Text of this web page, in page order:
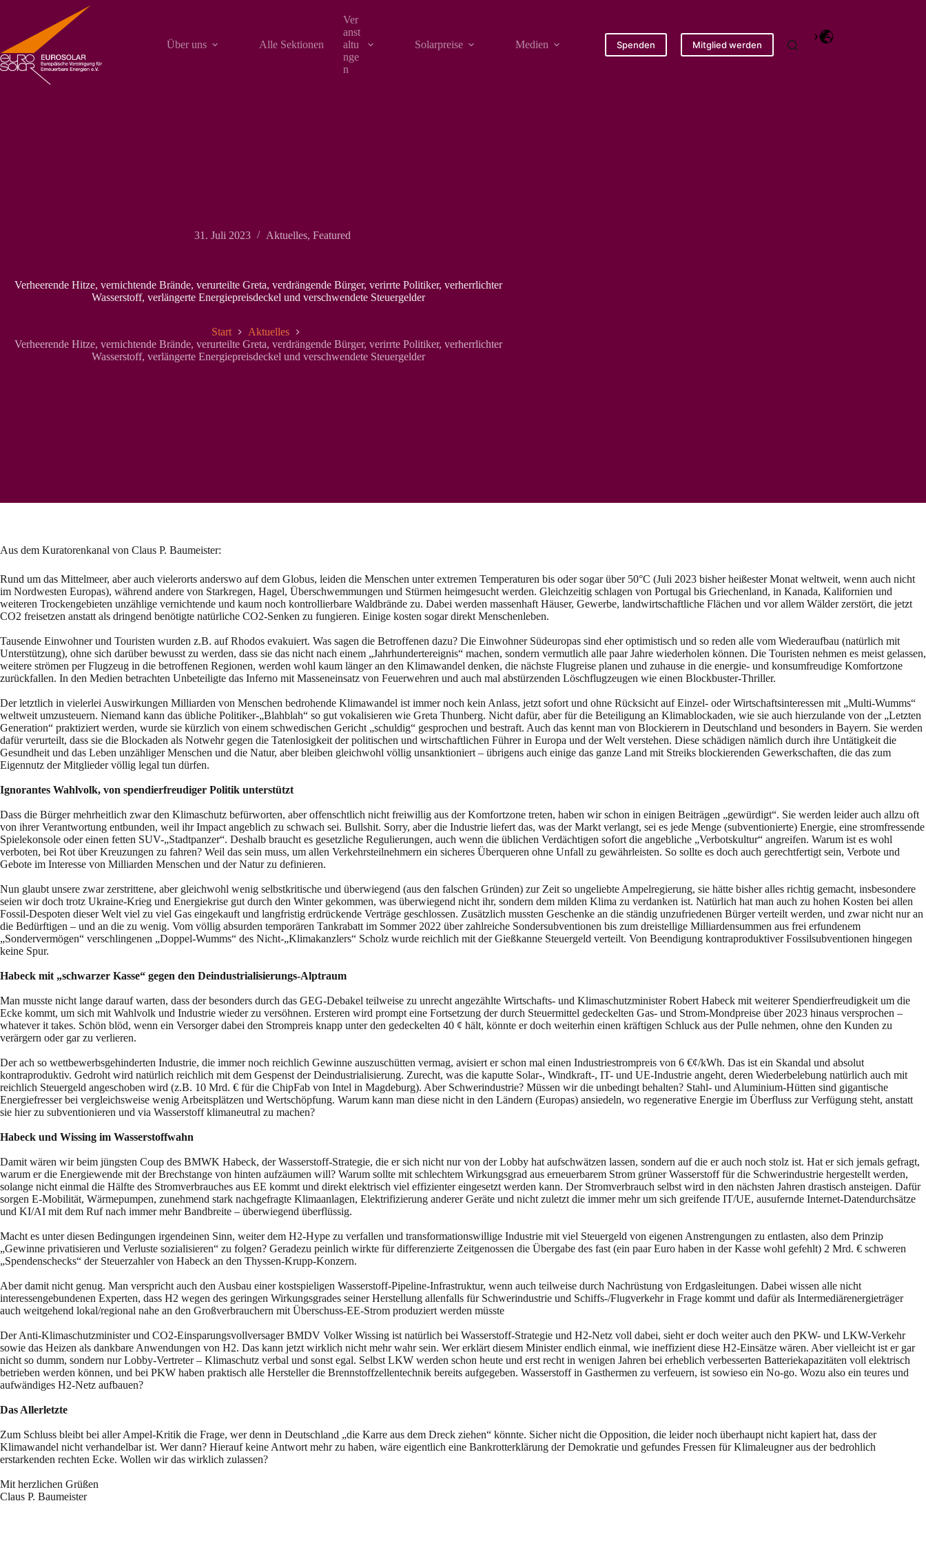
Über uns
Alle Sektionen
Ver
anst
altu
nge
n
Solarpreise Medien Spenden Mitglied werden
31. Juli 2023 Aktuelles, Featured
Verheerende Hitze, vernichtende Brände, verurteilte Greta, verdrängende Bürger, verirrte Politiker, verherrlichter
Wasserstoff, verlängerte Energiepreisdeckel und verschwendete Steuergelder
Start
Aktuelles
Verheerende Hitze, vernichtende Brände, verurteilte Greta, verdrängende Bürger, verirrte Politiker, verherrlichter
Wasserstoff, verlängerte Energiepreisdeckel und verschwendete Steuergelder
Aus dem Kuratorenkanal von Claus P. Baumeister:
Rund um das Mittelmeer, aber auch vielerorts anderswo auf dem Globus, leiden die Menschen unter extremen Temperaturen bis oder sogar über 50°C (Juli 2023 bisher heißester Monat weltweit, wenn auch nicht
im Nordwesten Europas), während andere von Starkregen, Hagel, Überschwemmungen und Stürmen heimgesucht werden. Gleichzeitig schlagen von Portugal bis Griechenland, in Kanada, Kalifornien und
weiteren Trockengebieten unzählige vernichtende und kaum noch kontrollierbare Waldbrände zu. Dabei werden massenhaft Häuser, Gewerbe, landwirtschaftliche Flächen und vor allem Wälder zerstört, die jetzt
CO2 freisetzen anstatt als dringend benötigte natürliche CO2-Senken zu fungieren. Einige kosten sogar direkt Menschenleben.
Tausende Einwohner und Touristen wurden z.B. auf Rhodos evakuiert. Was sagen die Betroffenen dazu? Die Einwohner Südeuropas sind eher optimistisch und so reden alle vom Wiederaufbau (natürlich mit
Unterstützung), ohne sich darüber bewusst zu werden, dass sie das nicht nach einem „Jahrhundertereignis“ machen, sondern vermutlich alle paar Jahre wiederholen können. Die Touristen nehmen es meist gelassen,
weitere strömen per Flugzeug in die betroffenen Regionen, werden wohl kaum länger an den Klimawandel denken, die nächste Flugreise planen und zuhause in die energie- und konsumfreudige Komfortzone
zurückfallen. In den Medien betrachten Unbeteiligte das Inferno mit Masseneinsatz von Feuerwehren und auch mal abstürzenden Löschflugzeugen wie einen Blockbuster-Thriller.
Der letztlich in vielerlei Auswirkungen Milliarden von Menschen bedrohende Klimawandel ist immer noch kein Anlass, jetzt sofort und ohne Rücksicht auf Einzel- oder Wirtschaftsinteressen mit „Multi-Wumms“
weltweit umzusteuern. Niemand kann das übliche Politiker-„Blahblah“ so gut vokalisieren wie Greta Thunberg. Nicht dafür, aber für die Beteiligung an Klimablockaden, wie sie auch hierzulande von der „Letzten
Generation“ praktiziert werden, wurde sie kürzlich von einem schwedischen Gericht „schuldig“ gesprochen und bestraft. Auch das kennt man von Blockierern in Deutschland und besonders in Bayern. Sie werden
dafür verurteilt, dass sie die Blockaden als Notwehr gegen die Tatenlosigkeit der politischen und wirtschaftlichen Führer in Europa und der Welt verstehen. Diese schädigen nämlich durch ihre Untätigkeit die
Gesundheit und das Leben unzähliger Menschen und die Natur, aber bleiben gleichwohl völlig unsanktioniert – übrigens auch einige das ganze Land mit Streiks blockierenden Gewerkschaften, die das zum
Eigennutz der Mitglieder völlig legal tun dürfen.
Ignorantes Wahlvolk, von spendierfreudiger Politik unterstützt
Dass die Bürger mehrheitlich zwar den Klimaschutz befürworten, aber offenschtlich nicht freiwillig aus der Komfortzone treten, haben wir schon in einigen Beiträgen „gewürdigt“. Sie werden leider auch allzu oft
von ihrer Verantwortung entbunden, weil ihr Impact angeblich zu schwach sei. Bullshit. Sorry, aber die Industrie liefert das, was der Markt verlangt, sei es jede Menge (subventionierte) Energie, eine stromfressende
Spielekonsole oder einen fetten SUV-„Stadtpanzer“. Deshalb braucht es gesetzliche Regulierungen, auch wenn die üblichen Verdächtigen sofort die angebliche „Verbotskultur“ angreifen. Warum ist es wohl
verboten, bei Rot über Kreuzungen zu fahren? Weil das sein muss, um allen Verkehrsteilnehmern ein sicheres Überqueren ohne Unfall zu gewährleisten. So sollte es doch auch gerechtfertigt sein, Verbote und
Gebote im Interesse von Milliarden Menschen und der Natur zu definieren.
Nun glaubt unsere zwar zerstrittene, aber gleichwohl wenig selbstkritische und überwiegend (aus den falschen Gründen) zur Zeit so ungeliebte Ampelregierung, sie hätte bisher alles richtig gemacht, insbesondere
seien wir doch trotz Ukraine-Krieg und Energiekrise gut durch den Winter gekommen, was überwiegend nicht ihr, sondern dem milden Klima zu verdanken ist. Natürlich hat man auch zu hohen Kosten bei allen
Fossil-Despoten dieser Welt viel zu viel Gas eingekauft und langfristig erdrückende Verträge geschlossen. Zusätzlich mussten Geschenke an die ständig unzufriedenen Bürger verteilt werden, und zwar nicht nur an
die Bedürftigen – und an die zu wenig. Vom völlig absurden temporären Tankrabatt im Sommer 2022 über zahlreiche Sondersubventionen bis zum dreistellige Milliardensummen aus frei erfundenem
„Sondervermögen“ verschlingenen „Doppel-Wumms“ des Nicht-„Klimakanzlers“ Scholz wurde reichlich mit der Gießkanne Steuergeld verteilt. Von Beendigung kontraproduktiver Fossilsubventionen hingegen
keine Spur.
Habeck mit „schwarzer Kasse“ gegen den Deindustrialisierungs-Alptraum
Man musste nicht lange darauf warten, dass der besonders durch das GEG-Debakel teilweise zu unrecht angezählte Wirtschafts- und Klimaschutzminister Robert Habeck mit weiterer Spendierfreudigkeit um die
Ecke kommt, um sich mit Wahlvolk und Industrie wieder zu versöhnen. Ersteren wird prompt eine Fortsetzung der durch Steuermittel gedeckelten Gas- und Strom-Mondpreise über 2023 hinaus versprochen –
whatever it takes. Schön blöd, wenn ein Versorger dabei den Strompreis knapp unter den gedeckelten 40 ¢ hält, könnte er doch weiterhin einen kräftigen Schluck aus der Pulle nehmen, ohne den Kunden zu
verärgern oder gar zu verlieren.
Der ach so wettbewerbsgehinderten Industrie, die immer noch reichlich Gewinne auszuschütten vermag, avisiert er schon mal einen Industriestrompreis von 6 €¢/kWh. Das ist ein Skandal und absolut
kontraproduktiv. Gedroht wird natürlich reichlich mit dem Gespenst der Deindustrialisierung. Zurecht, was die kaputte Solar-, Windkraft-, IT- und UE-Industrie angeht, deren Wiederbelebung natürlich auch mit
reichlich Steuergeld angeschoben wird (z.B. 10 Mrd. € für die ChipFab von Intel in Magdeburg). Aber Schwerindustrie? Müssen wir die unbedingt behalten? Stahl- und Aluminium-Hütten sind gigantische
Energiefresser bei vergleichsweise wenig Arbeitsplätzen und Wertschöpfung. Warum kann man diese nicht in den Ländern (Europas) ansiedeln, wo regenerative Energie im Überfluss zur Verfügung steht, anstatt
sie hier zu subventionieren und via Wasserstoff klimaneutral zu machen?
Habeck und Wissing im Wasserstoffwahn
Damit wären wir beim jüngsten Coup des BMWK Habeck, der Wasserstoff-Strategie, die er sich nicht nur von der Lobby hat aufschwätzen lassen, sondern auf die er auch noch stolz ist. Hat er sich jemals gefragt,
warum er die Energiewende mit der Brechstange von hinten aufzäumen will? Warum sollte mit schlechtem Wirkungsgrad aus erneuerbarem Strom grüner Wasserstoff für die Schwerindustrie hergestellt werden,
solange nicht einmal die Hälfte des Stromverbrauches aus EE kommt und direkt elektrisch viel effizienter eingesetzt werden kann. Der Stromverbrauch selbst wird in den nächsten Jahren drastisch ansteigen. Dafür
sorgen E-Mobilität, Wärmepumpen, zunehmend stark nachgefragte Klimaanlagen, Elektrifizierung anderer Geräte und nicht zuletzt die immer mehr um sich greifende IT/UE, ausufernde Internet-Datendurchsätze
und KI/AI mit dem Ruf nach immer mehr Bandbreite – überwiegend überflüssig.
Macht es unter diesen Bedingungen irgendeinen Sinn, weiter dem H2-Hype zu verfallen und transformationswillige Industrie mit viel Steuergeld von eigenen Anstrengungen zu entlasten, also dem Prinzip
„Gewinne privatisieren und Verluste sozialisieren“ zu folgen? Geradezu peinlich wirkte für differenzierte Zeitgenossen die Übergabe des fast (ein paar Euro haben in der Kasse wohl gefehlt) 2 Mrd. € schweren
„Spendenschecks“ der Steuerzahler von Habeck an den Thyssen-Krupp-Konzern.
Aber damit nicht genug. Man verspricht auch den Ausbau einer kostspieligen Wasserstoff-Pipeline-Infrastruktur, wenn auch teilweise durch Nachrüstung von Erdgasleitungen. Dabei wissen alle nicht
interessengebundenen Experten, dass H2 wegen des geringen Wirkungsgrades seiner Herstellung allenfalls für Schwerindustrie und Schiffs-/Flugverkehr in Frage kommt und dafür als Intermediärenergieträger
auch weitgehend lokal/regional nahe an den Großverbrauchern mit Überschuss-EE-Strom produziert werden müsste
Der Anti-Klimaschutzminister und CO2-Einsparungsvollversager BMDV Volker Wissing ist natürlich bei Wasserstoff-Strategie und H2-Netz voll dabei, sieht er doch weiter auch den PKW- und LKW-Verkehr
sowie das Heizen als dankbare Anwendungen von H2. Das kann jetzt wirklich nicht mehr wahr sein. Wer erklärt diesem Minister endlich einmal, wie ineffizient diese H2-Einsätze wären. Aber vielleicht ist er gar
nicht so dumm, sondern nur Lobby-Vertreter – Klimaschutz verbal und sonst egal. Selbst LKW werden schon heute und erst recht in wenigen Jahren bei erheblich verbesserten Batteriekapazitäten voll elektrisch
betrieben werden können, und bei PKW haben praktisch alle Hersteller die Brennstoffzellentechnik bereits aufgegeben. Wasserstoff in Gasthermen zu verfeuern, ist sowieso ein No-go. Wozu also ein teures und
aufwändiges H2-Netz aufbauen?
Das Allerletzte
Zum Schluss bleibt bei aller Ampel-Kritik die Frage, wer denn in Deutschland „die Karre aus dem Dreck ziehen“ könnte. Sicher nicht die Opposition, die leider noch überhaupt nicht kapiert hat, dass der
Klimawandel nicht verhandelbar ist. Wer dann? Hierauf keine Antwort mehr zu haben, wäre eigentlich eine Bankrotterklärung der Demokratie und gefundes Fressen für Klimaleugner aus der bedrohlich
erstarkenden rechten Ecke. Wollen wir das wirklich zulassen?
Mit herzlichen Grüßen
Claus P. Baumeister